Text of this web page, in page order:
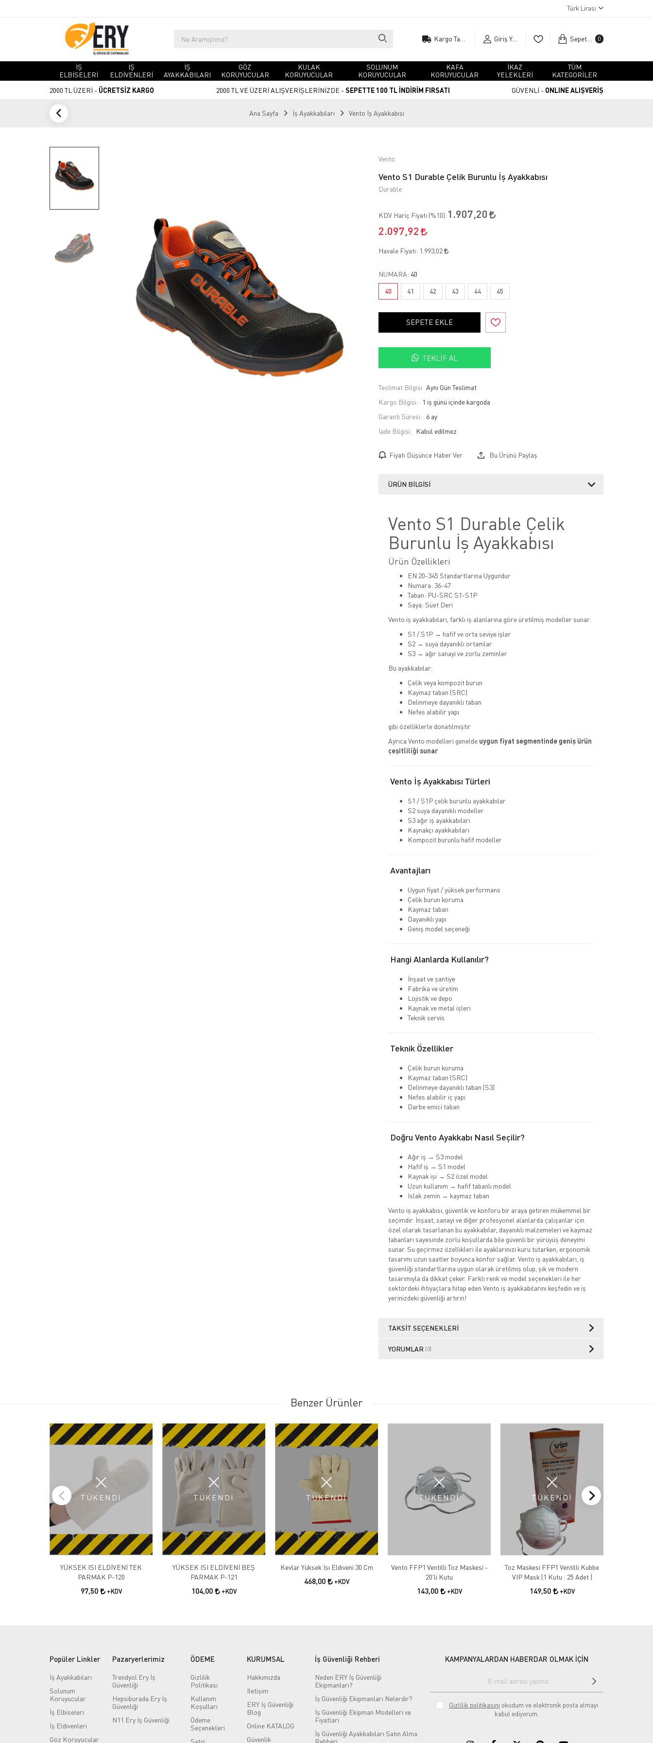
Türk Lirası
Giriş Yap Sepetim 0
İŞ
ELBİSELERİ
İŞ
ELDİVENLERİ
İŞ
AYAKKABILARI
GÖZ
KORUYUCULAR
KULAK
KORUYUCULAR
SOLUNUM
KORUYUCULAR
KAFA
KORUYUCULAR
İKAZ
YELEKLERİ
TÜM
KATEGORİLER
2000 TL ÜZERİ - ÜCRETSİZ KARGO 2000 TL VE ÜZERİ ALIŞVERİŞLERİNİZDE - SEPETTE 100 TL İNDİRİM FIRSATI GÜVENLİ - ONLINE ALIŞVERİŞ
Ana Sayfa İş Ayakkabıları Vento İş Ayakkabısı
Vento
Vento S1 Durable Çelik Burunlu İş Ayakkabısı
Durable
KDV Hariç Fiyatı (%10): 1.907,20
2.097,92
Havale Fiyatı: 1.993,02
NUMARA: 40
40 41 42 43 44 45
SEPETE EKLE
TEKLIF AL
Teslimat Bilgisi Aynı Gün Teslimat
Kargo Bilgisi:
1 iş günü içinde kargoda
Garanti Süresi: 6 ay
İade Bilgisi:
Fiyatı Düşünce Haber Ver Bu Ürünü Paylaş
ÜRÜN BILGISI
Vento S1 Durable Çelik
Burunlu İş Ayakkabısı
Ürün Özellikleri
EN 20-345 Standartlarına Uygundur
Numara: 36-47
Taban: PU-SRC S1-S1P
Saya: Süet Deri
Vento iş ayakkabıları, farklı iş alanlarına göre üretilmiş modeller sunar:
S1 / S1P → hafif ve orta seviye işler
S2 → suya dayanıklı ortamlar
S3 → ağır sanayi ve zorlu zeminler
Bu ayakkabılar:
Çelik veya kompozit burun
Kaymaz taban (SRC)
Delinmeye dayanıklı taban
Nefes alabilir yapı
gibi özelliklerle donatılmıştır
Ayrıca Vento modelleri genelde uygun fiyat segmentinde geniş ürün
çeşitliliği sunar
Vento İş Ayakkabısı Türleri
S1 / S1P çelik burunlu ayakkabılar
S2 suya dayanıklı modeller
S3 ağır iş ayakkabıları
Kaynakçı ayakkabıları
Kompozit burunlu hafif modeller
Avantajları
Uygun fiyat / yüksek performans
Çelik burun koruma
Kaymaz taban
Dayanıklı yapı
Geniş model seçeneği
Hangi Alanlarda Kullanılır?
İnşaat ve şantiye
Fabrika ve üretim
Lojistik ve depo
Kaynak ve metal işleri
Teknik servis
Teknik Özellikler
Çelik burun koruma
Kaymaz taban (SRC)
Delinmeye dayanıklı taban (S3)
Nefes alabilir iç yapı
Darbe emici taban
Doğru Vento Ayakkabı Nasıl Seçilir?
Ağır iş → S3 model
Hafif iş → S1 model
Kaynak işi → S2 özel model
Uzun kullanım → hafif tabanlı model
Islak zemin → kaymaz taban
Vento iş ayakkabısı, güvenlik ve konforu bir araya getiren mükemmel bir
seçimdir. İnşaat, sanayi ve diğer profesyonel alanlarda çalışanlar için
özel olarak tasarlanan bu ayakkabılar, dayanıklı malzemeleri ve kaymaz
tabanları sayesinde zorlu koşullarda bile güvenli bir yürüyüş deneyimi
sunar. Su geçirmez özellikleri ile ayaklarınızı kuru tutarken, ergonomik
tasarımı uzun saatler boyunca konfor sağlar. Vento iş ayakkabıları, iş
güvenliği standartlarına uygun olarak üretilmiş olup, şık ve modern
tasarımıyla da dikkat çeker. Farklı renk ve model seçenekleri ile her
sektördeki ihtiyaçlara hitap eden Vento iş ayakkabılarını keşfedin ve iş
yerinizdeki güvenliği artırın!
TAKSIT SEÇENEKLERI
YORUMLAR (0)
Benzer Ürünler
TÜKENDİ
YÜKSEK ISI ELDİVENİ TEK
PARMAK P-120
97,50 +KDV
TÜKENDİ
YÜKSEK ISI ELDİVENİ BEŞ
PARMAK P-121
104,00 +KDV
TÜKENDİ
Kevlar Yüksek Isı Eldiveni 30 Cm
468,00 +KDV
TÜKENDİ
Vento FFP1 Ventilli Toz Maskesi -
20'li Kutu
143,00 +KDV
TÜKENDİ
Toz Maskesi FFP1 Ventilli Kubbe
VIP Mask (1 Kutu : 25 Adet )
149,50 +KDV
Popüler Linkler
İş Ayakkabıları
Solunum
Koruyucular
İş Elbiseleri
İş Eldivenleri
Göz Koruyucular
Pazaryerlerimiz
Trendyol Ery İş
Güvenliği
Hepsiburada Ery İş
Güvenliği
N11 Ery İş Güvenliği
ÖDEME
Gizlilik
Politikası
Kullanım
Koşulları
Ödeme
Seçenekleri
Satış
KURUMSAL
Hakkımızda
İletişim
ERY İş Güvenliği
Blog
Online KATALOG
Güvenlik
İş Güvenliği Rehberi
Neden ERY İş Güvenliği
Ekipmanları?
İş Güvenliği Ekipmanları Nelerdir?
İş Güvenliği Ekipman Modelleri ve
Fiyatları
İş Güvenliği Ayakkabıları Satın Alma
Rehberi
KAMPANYALARDAN HABERDAR OLMAK İÇİN
Gizlilik politikasını okudum ve elektronik posta almayı
kabul ediyorum.